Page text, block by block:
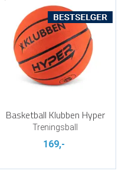
Basketball Klubben Hyper
Treningsball
169,-